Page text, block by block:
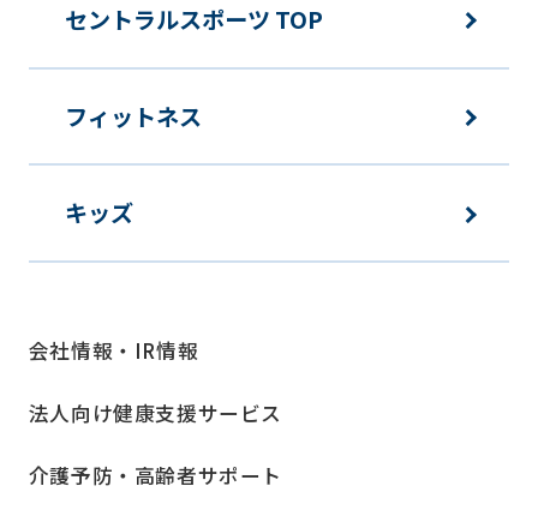
セントラルスポーツ TOP
フィットネス
キッズ
会社情報・IR情報
法人向け健康支援サービス
介護予防・高齢者サポート